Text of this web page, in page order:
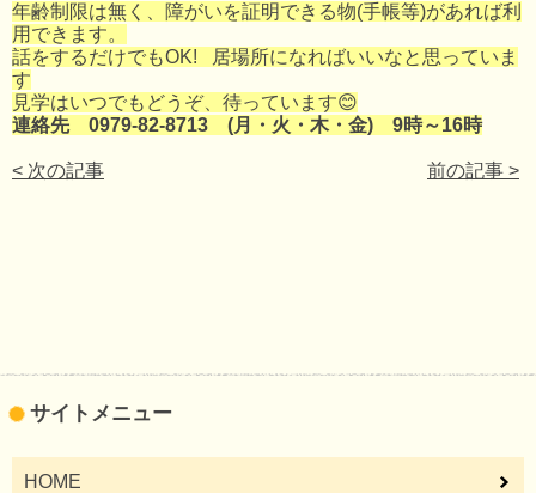
年齢制限は無く、障がいを証明できる物(手帳等)があれば利
用できます。
話をするだけでもOK! 居場所になればいいなと思っていま
す
見学はいつでもどうぞ、待っています😊
連絡先 0979-82-8713 (月・火・木・金) 9時～16時
< 次の記事 前の記事 >
サイトメニュー
HOME